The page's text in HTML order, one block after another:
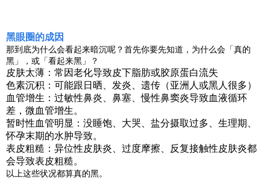
黑眼圈的成因
那到底为什么会看起来暗沉呢？首先你要先知道，为什么会「真的
黑」，或「看起来黑」？
皮肤太薄：常因老化导致皮下脂肪或胶原蛋白流失
色素沉积：可能跟日晒、发炎、遗传（亚洲人或黑人很多）
血管增生：过敏性鼻炎、鼻塞、慢性鼻窦炎导致血液循环
差，微血管增生。
暂时性血管明显：没睡饱、大哭、盐分摄取过多、生理期、
怀孕末期的水肿导致。
表皮粗糙：异位性皮肤炎、过度摩擦、反复接触性皮肤炎都
会导致表皮粗糙。
以上这些状况都算真的黑。